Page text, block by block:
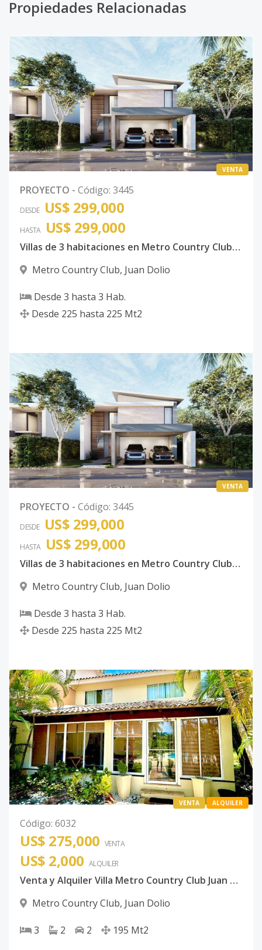
Propiedades Relacionadas
VENTA
PROYECTO - Código: 3445
DESDE US$ 299,000
HASTA US$ 299,000
Villas de 3 habitaciones en Metro Country Club Juan Dolio
Metro Country Club, Juan Dolio
Desde 3 hasta 3 Hab.
Desde 225 hasta 225 Mt2
VENTA
PROYECTO - Código: 3445
DESDE US$ 299,000
HASTA US$ 299,000
Villas de 3 habitaciones en Metro Country Club Juan Dolio
Metro Country Club, Juan Dolio
Desde 3 hasta 3 Hab.
Desde 225 hasta 225 Mt2
VENTA ALQUILER
Código: 6032
US$ 275,000 VENTA
US$ 2,000 ALQUILER
Venta y Alquiler Villa Metro Country Club Juan Dolio
Metro Country Club, Juan Dolio
3 2 2 195 Mt2